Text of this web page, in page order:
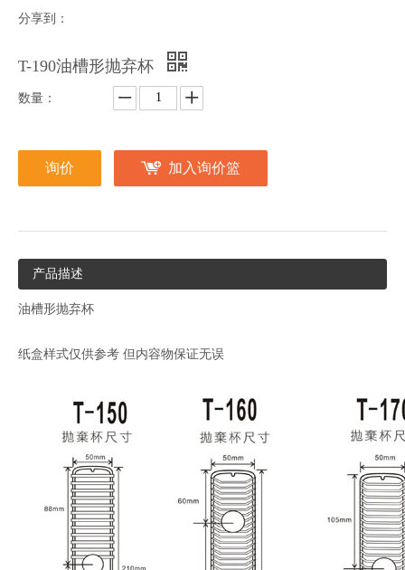
分享到：
T-190油槽形抛弃杯
数量：
询价 加入询价篮
产品描述
油槽形抛弃杯
纸盒样式仅供参考 但内容物保证无误